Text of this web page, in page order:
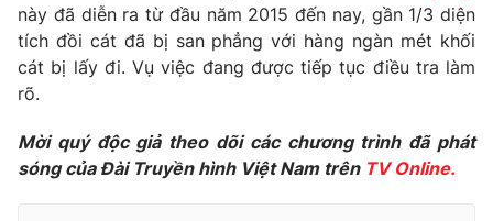
Phim VTV
Hậu trường
Nhân vật
Khán giả
Giải trí
Điện ảnh
Sao
Đời sống
Du lịch
Giáo dục
này đã diễn ra từ đầu năm 2015 đến nay, gần 1/3 diện
tích đồi cát đã bị san phẳng với hàng ngàn mét khối
cát bị lấy đi. Vụ việc đang được tiếp tục điều tra làm
rõ.
Mời quý độc giả theo dõi các chương trình đã phát
sóng của Đài Truyền hình Việt Nam trên TV Online.